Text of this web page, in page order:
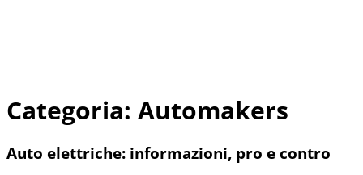
Categoria: Automakers
Auto elettriche: informazioni, pro e contro